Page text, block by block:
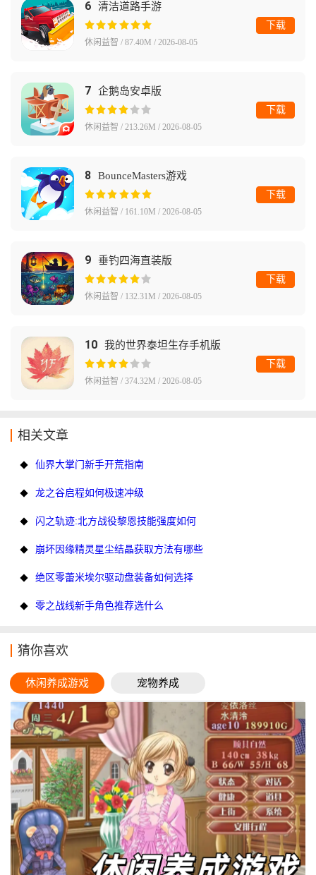
6 清洁道路手游
休闲益智 / 87.40M / 2026-08-05
下载
7 企鹅岛安卓版
休闲益智 / 213.26M / 2026-08-05
下载
8 BounceMasters游戏
休闲益智 / 161.10M / 2026-08-05
下载
9 垂钓四海直装版
休闲益智 / 132.31M / 2026-08-05
下载
10 我的世界泰坦生存手机版
休闲益智 / 374.32M / 2026-08-05
下载
相关文章
仙界大掌门新手开荒指南
龙之谷启程如何极速冲级
闪之轨迹:北方战役黎恩技能强度如何
崩坏因缘精灵星尘结晶获取方法有哪些
绝区零蕾米埃尔驱动盘装备如何选择
零之战线新手角色推荐选什么
猜你喜欢
休闲养成游戏 宠物养成